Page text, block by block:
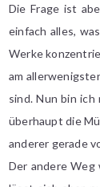
Die Frage ist
einfach alles,
Werke
am
sind. Nun bin
überhaupt die
anderer gerade
Der andere Weg